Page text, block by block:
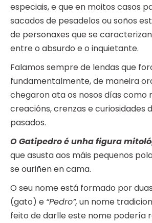
especiais, e que en moitos casos
sacados de pesadelos ou soños
de personaxes que se
entre o absurdo e o inquietante.
Falamos sempre de lendas que
fundamentalmente, de maneira
chegaron ata os nosos días como
creacións, crenzas e curiosidades
pasados.
O Gatipedro é unha figura
que asusta aos máis pequenos
se ouriñen en cama.
O seu nome está formado por
(gato) e “Pedro”, un nome
feito de darlle este nome podería